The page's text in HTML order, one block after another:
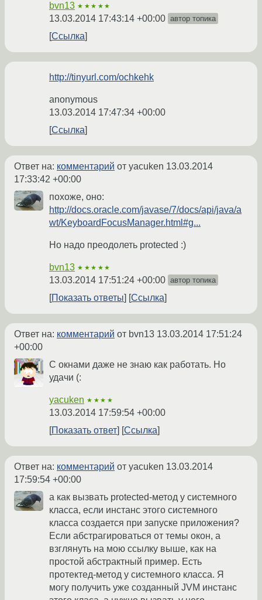
bvn13 ★★★★★
13.03.2014 17:43:14 +00:00 автор топика
Ссылка
http://tinyurl.com/ochkehk
anonymous
13.03.2014 17:47:34 +00:00
Ссылка
Ответ на: комментарий от yacuken 13.03.2014
17:33:42 +00:00
похоже, оно:
http://docs.oracle.com/javase/7/docs/api/java/a
wt/KeyboardFocusManager.html#g...
Но надо преодолеть protected :)
bvn13 ★★★★★
13.03.2014 17:51:24 +00:00 автор топика
Показать ответы Ссылка
Ответ на: комментарий от bvn13 13.03.2014 17:51:24
+00:00
С окнами даже не знаю как работать. Но
удачи (:
yacuken ★★★★
13.03.2014 17:59:54 +00:00
Показать ответ
Ссылка
Ответ на: комментарий от yacuken 13.03.2014
17:59:54 +00:00
а как вызвать protected-метод у системного
класса, если инстанс этого системного
класса создается при запуске приложения?
Если абстрагироваться от темы окон, а
взглянуть на мою ссылку выше, как на
простой абстрактный пример. Есть
протектед-метод у системного класса. Я
могу получить уже созданный JVM инстанс